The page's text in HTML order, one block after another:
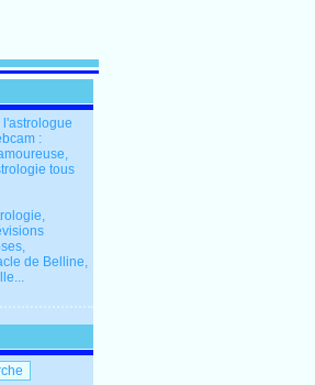
:
tous
de Belline,